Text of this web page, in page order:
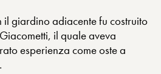
il giardino adiacente fu costruito
il quale aveva
esperienza come oste a